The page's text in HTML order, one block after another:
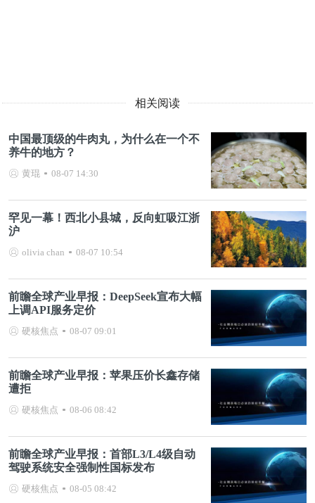
相关阅读
中国最顶级的牛肉丸，为什么在一个不
养牛的地方？
黄琨 08-07 14:30
罕见一幕！西北小县城，反向虹吸江浙
沪
olivia chan 08-07 10:54
前瞻全球产业早报：DeepSeek宣布大幅
上调API服务定价
硬核焦点 08-07 09:01
前瞻全球产业早报：苹果压价长鑫存储
遭拒
硬核焦点 08-06 08:42
前瞻全球产业早报：首部L3/L4级自动
驾驶系统安全强制性国标发布
硬核焦点 08-05 08:42